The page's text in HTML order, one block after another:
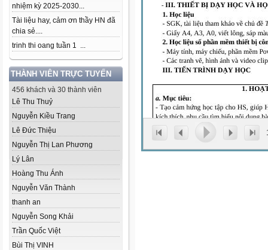
nhiệm kỳ 2025-2030...
Tài liệu hay, cảm ơn thầy HN đã
chia sẻ....
trinh thi oang tuần 1 ...
THÀNH VIÊN TRỰC TUYẾN
456 khách và 30 thành viên
Lê Thu Thuỷ
Nguyễn Kiều Trang
Lê Đức Thiệu
Nguyễn Thị Lan Phương
Lý Lân
Hoàng Thu Ánh
Nguyễn Văn Thành
thanh an
Nguyễn Song Khải
Trần Quốc Việt
Bùi Thị VINH